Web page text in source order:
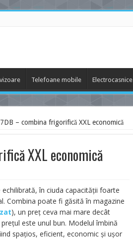
Telefoane mobile Electrocasnice
– combina frigorifică XXL economică
XXL economică
în ciuda capacității foarte
Combina poate fi găsită în magazine
), un preț ceva mai mare decât
este unul bun. Modelul îmbină
spațios, eficient, economic și ușor